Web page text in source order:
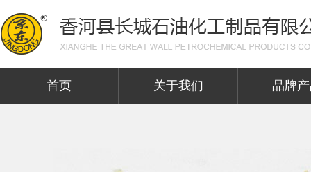
首页 关于我们 品牌